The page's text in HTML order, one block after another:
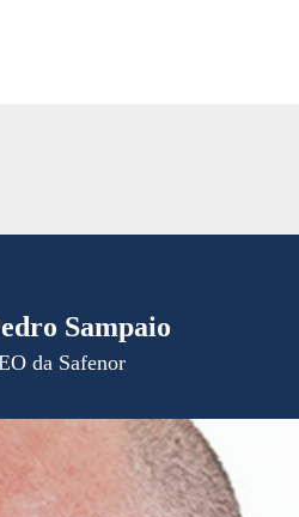
promovendo um
Sampaio
da Safenor